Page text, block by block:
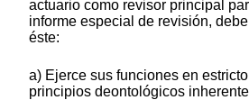
actuario como revisor principal
informe especial de revisión,
éste:
a) Ejerce sus funciones en
principios deontológicos